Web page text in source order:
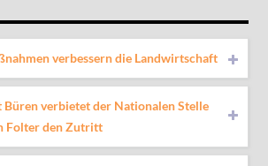
verbessern die Landwirtschaft
Büren verbietet der Nationalen Stelle
Folter den Zutritt